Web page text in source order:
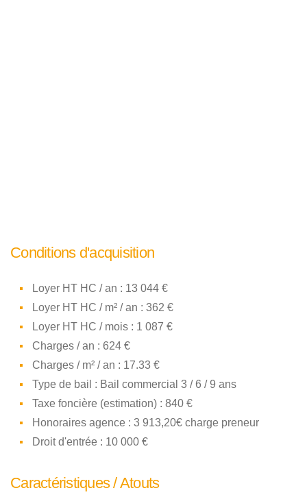
Conditions d'acquisition
Loyer HT HC / an : 13 044 €
Loyer HT HC / m² / an : 362 €
Loyer HT HC / mois : 1 087 €
Charges / an : 624 €
Charges / m² / an : 17.33 €
Type de bail : Bail commercial 3 / 6 / 9 ans
Taxe foncière (estimation) : 840 €
Honoraires agence : 3 913,20€ charge preneur
Droit d'entrée : 10 000 €
Caractéristiques / Atouts